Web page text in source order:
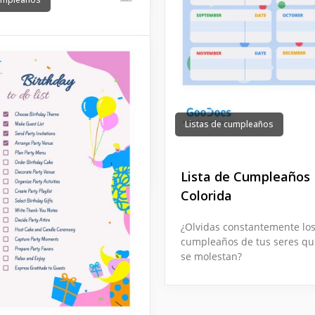
los
de tus familiares, amigos
sugerimos usar nuestra
Amarilla y
este problema.
Listas de cumpleaños
Lista de Cumpleaños
Colorida
¿Olvidas constantemente los
cumpleaños de tus seres
se molestan?